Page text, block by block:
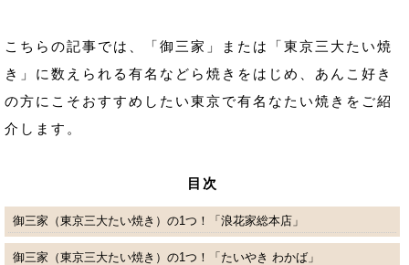
こちらの記事では、「御三家」または「東京三大たい焼
き」に数えられる有名などら焼きをはじめ、あんこ好き
の方にこそおすすめしたい東京で有名なたい焼きをご紹
介します。
目次
御三家（東京三大たい焼き）の1つ！「浪花家総本店」
御三家（東京三大たい焼き）の1つ！「たいやき わかば」